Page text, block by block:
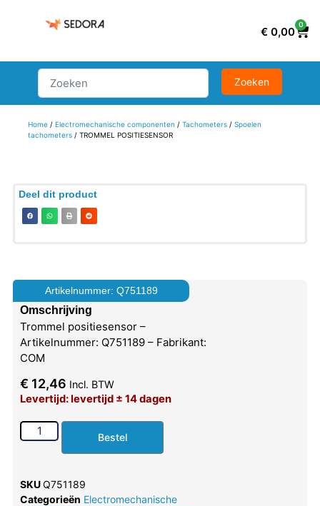
€ 0,00
0
Home/ Electromechanische componenten / Tachometers/ Spoelen
tachometers/ TROMMEL POSITIESENSOR
Deel dit product
Artikelnummer: Q751189
Omschrijving
Trommel positiesensor –
Artikelnummer: Q751189 – Fabrikant:
COM
€ 12,46 Incl. BTW
Levertijd: levertijd ± 14 dagen
Bestel
SKUQ751189
Categorieën Electromechanische